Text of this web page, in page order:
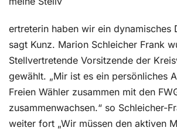
ertreterin haben wir ein dynamisches
sagt Kunz. Marion Schleicher Frank
Stellvertretende Vorsitzende der
gewählt. „Mir ist es ein persönliches
Freien Wähler zusammen mit den
zusammenwachsen.“ so Schleicher-
weiter fort „Wir müssen den aktiven